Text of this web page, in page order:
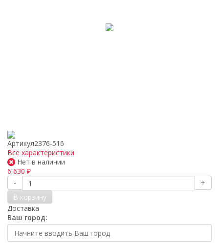
Артикул2376-516
Все характеристики
Нет в наличии
6 630 ₽
-
+
В корзину
Доставка
Ваш город: